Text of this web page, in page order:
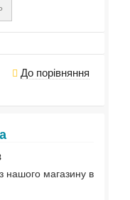
До порівняння
нашого магазину в